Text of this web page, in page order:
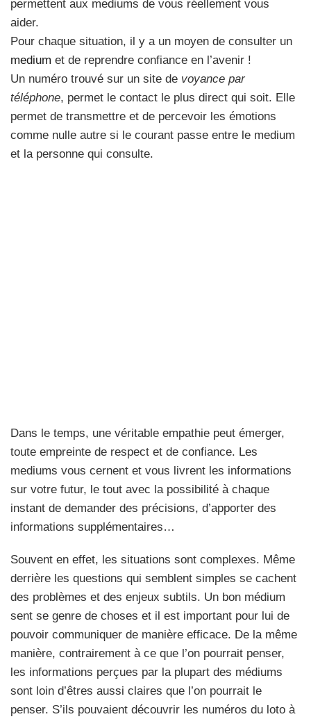
permettent aux mediums de vous réellement vous
aider.
Pour chaque situation, il y a un moyen de consulter un
medium et de reprendre confiance en l’avenir !
Un numéro trouvé sur un site de voyance par
téléphone, permet le contact le plus direct qui soit. Elle
permet de transmettre et de percevoir les émotions
comme nulle autre si le courant passe entre le medium
et la personne qui consulte.
Dans le temps, une véritable empathie peut émerger,
toute empreinte de respect et de confiance. Les
mediums vous cernent et vous livrent les informations
sur votre futur, le tout avec la possibilité à chaque
instant de demander des précisions, d’apporter des
informations supplémentaires…
Souvent en effet, les situations sont complexes. Même
derrière les questions qui semblent simples se cachent
des problèmes et des enjeux subtils. Un bon médium
sent se genre de choses et il est important pour lui de
pouvoir communiquer de manière efficace. De la même
manière, contrairement à ce que l’on pourrait penser,
les informations perçues par la plupart des médiums
sont loin d’êtres aussi claires que l’on pourrait le
penser. S’ils pouvaient découvrir les numéros du loto à